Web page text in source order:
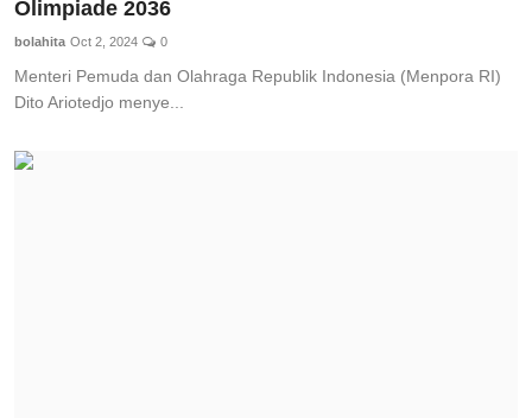
Olimpiade 2036
bolahita Oct 2, 2024 0
Menteri Pemuda dan Olahraga Republik Indonesia (Menpora RI)
Dito Ariotedjo menye...